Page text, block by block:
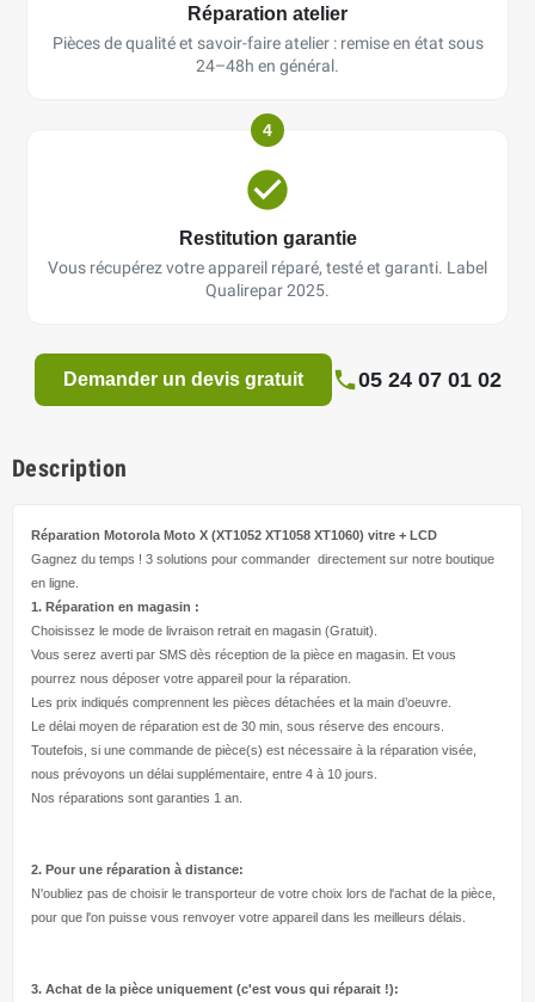
Réparation atelier
Pièces de qualité et savoir-faire atelier : remise en état sous
24–48h en général.
4
Restitution garantie
Vous récupérez votre appareil réparé, testé et garanti. Label
Qualirepar 2025.
Demander un devis gratuit 05 24 07 01 02
Description
Réparation Motorola Moto X (XT1052 XT1058 XT1060) vitre + LCD
Gagnez du temps ! 3 solutions pour commander directement sur notre boutique
en ligne.
1. Réparation en magasin :
Choisissez le mode de livraison retrait en magasin (Gratuit).
Vous serez averti par SMS dès réception de la pièce en magasin. Et vous
pourrez nous déposer votre appareil pour la réparation.
Les prix indiqués comprennent les pièces détachées et la main d’oeuvre
Le délai moyen de réparation est de 30 min, sous réserve des encours.
Toutefois, si une commande de pièce(s) est nécessaire à la réparation visée,
nous prévoyons un délai supplémentaire, entre 4 à 10 jours.
Nos réparations sont garanties 1 an.
2. Pour une réparation à distance:
N'oubliez pas de choisir le transporteur de votre choix lors de l'achat de la pièce,
pour que l'on puisse vous renvoyer votre appareil dans les meilleurs délais.
3. Achat de la pièce uniquement (c'est vous qui réparait !):